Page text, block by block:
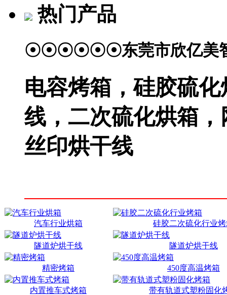
热门产品
☉☉☉☉☉☉东莞市欣亿美智
电容烤箱，硅胶硫
线，二次硫化烘箱
丝印烘干线
汽车行业烘箱 硅胶二次硫化行业
隧道炉烘干线 隧道炉烘干线
精密烤箱 450度高温烤箱
内置推车式烤箱 带有轨道式塑粉固化